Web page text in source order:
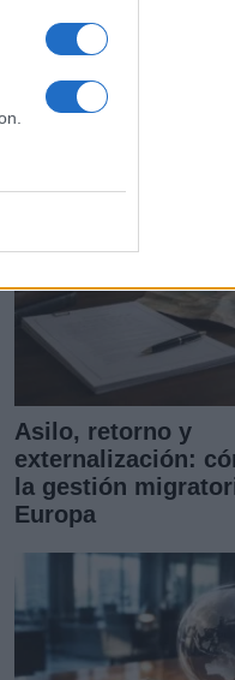
Guía esencial
precios y ayudas
Asilo, retorno y
externalización:
la gestión
Europa